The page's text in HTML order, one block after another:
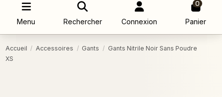
Menu Rechercher Connexion
0
Panier
Accueil Accessoires Gants
Gants Nitrile Noir Sans Poudre
XS